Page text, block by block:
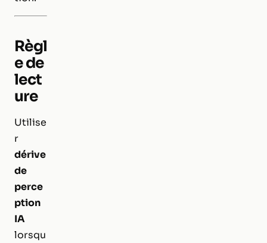
Règl
e de
lect
ure
Utilise
r
dérive
de
perce
ption
IA
lorsqu